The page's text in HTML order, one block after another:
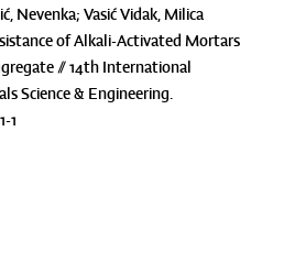
Nevenka; Vasić Vidak, Milica
of Alkali-Activated Mortars
// 14th International
Science & Engineering.
1